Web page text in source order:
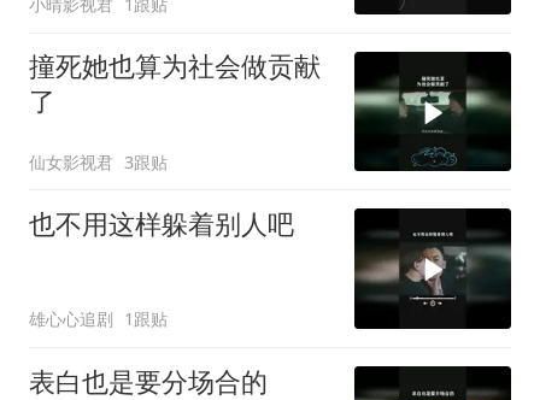
撞死她也算为社会做贡献
了
仙女影视君 3跟贴
也不用这样躲着别人吧
雄心心追剧 1跟贴
表白也是要分场合的